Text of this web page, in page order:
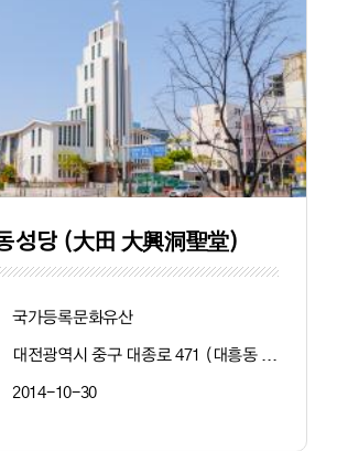
성당 (大田 大興洞聖堂)
국가등록문화유산
대전광역시 중구 대종로 471 (대흥동 189)
2014-10-30